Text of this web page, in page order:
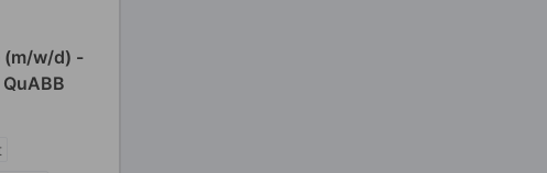
(m/w/d) -